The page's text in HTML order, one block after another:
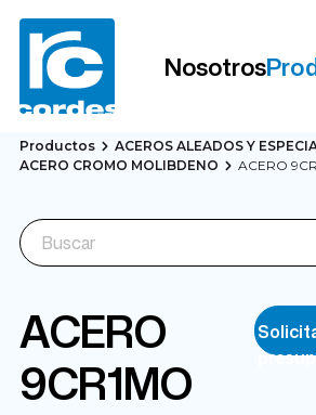
Nosotros
Productos
ACEROS ALEADOS Y
ACERO CROMO MOLIBDENO
ACERO
ACERO
9CR1MO